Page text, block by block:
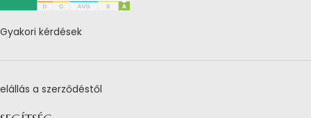
Gyakori kérdések
elállás a szerződéstől